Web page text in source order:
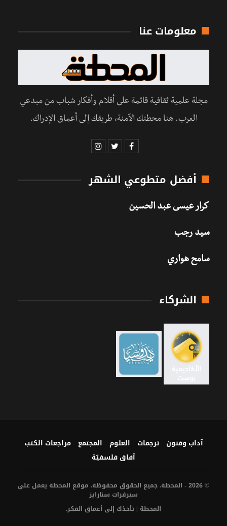
معلومات عنا
مجلة علمية ثقافية قائمة على أقلام وأفكار شباب من مبدعي
العرب. هنا محطتك الآمنة، طريقك إلى أعماق الإدراك.
أفضل متطوعي الشهر
كرار عيسى عبد الحسين
سيد رجب
سامح هواري
الشركاء
آداب وفنون ترجمات العلوم المجتمع
مراجعات الكتب
آفاق فلسفيّة‎
© 2026 - المحطة. جميع الحقوق محفوظة. موقع المحطة يعمل على
سيرفرات سنارايز
المحطة | تأخذك إلى أعماق الفكر.